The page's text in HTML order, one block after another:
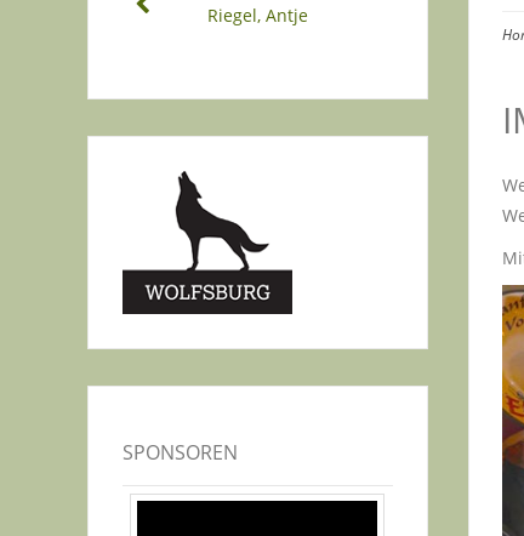
Riegel, Antje
SPONSOREN